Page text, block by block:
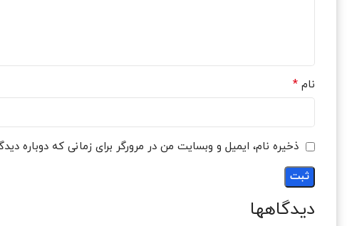
دیدگاهها
نام *
ذخیره نام، ایمیل و وبسایت من در مرورگر برای زمانی که دوباره